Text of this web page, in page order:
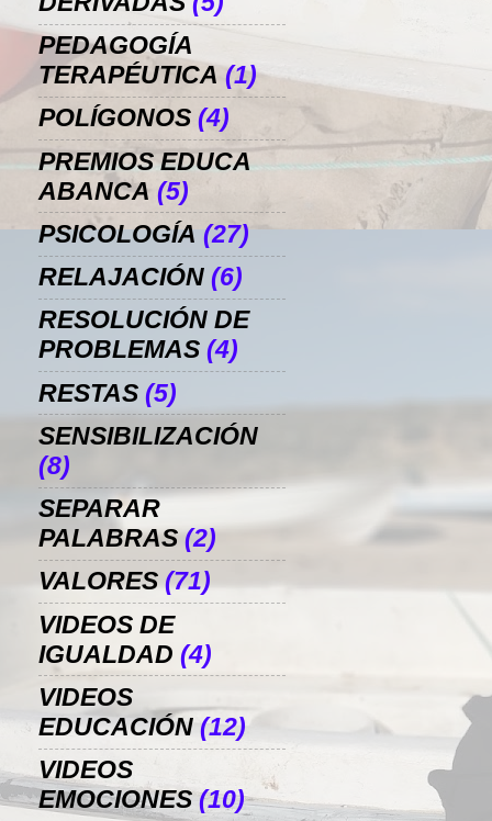
PEDAGOGÍA
TERAPÉUTICA (1)
POLÍGONOS (4)
PREMIOS EDUCA
ABANCA (5)
PSICOLOGÍA (27)
RELAJACIÓN (6)
RESOLUCIÓN DE
PROBLEMAS (4)
RESTAS (5)
SENSIBILIZACIÓN
(8)
SEPARAR
PALABRAS (2)
VALORES (71)
VIDEOS DE
IGUALDAD (4)
VIDEOS
EDUCACIÓN (12)
VIDEOS
EMOCIONES (10)